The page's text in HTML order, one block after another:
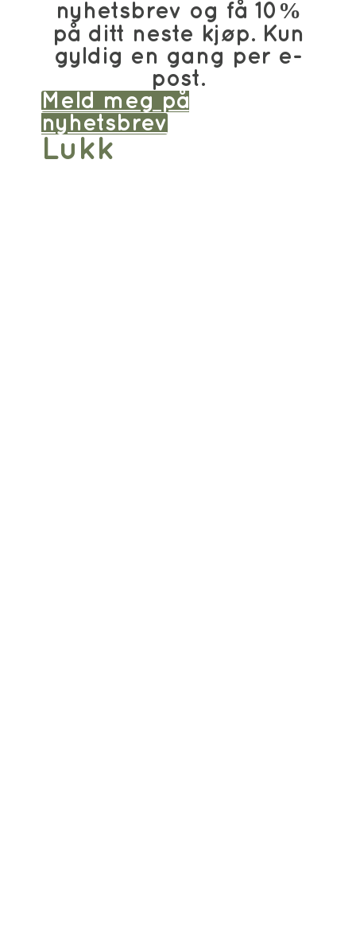
nyhetsbrev og få 10%
på ditt neste kjøp. Kun
gyldig en gang per e-
post.
Meld meg på
nyhetsbrev
Lukk